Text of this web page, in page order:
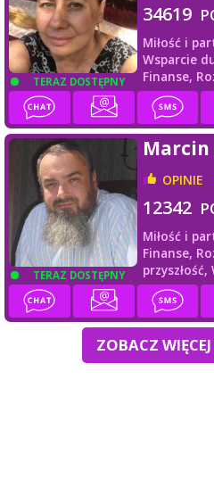
TERAZ DOSTĘPNY
34619
Miłość i
Wsparcie
Finanse,
TERAZ DOSTĘPNY
Marcin
OPINIE
12342
Miłość i
Finanse,
przyszłość,
ZOBACZ